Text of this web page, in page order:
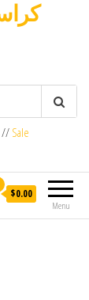
// Sale
Menu
$0.00